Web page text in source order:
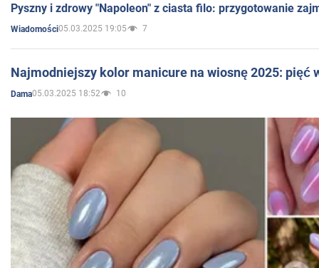
Pyszny i zdrowy "Napoleon" z ciasta filo: przygotowanie
Wiadomości05.03.2025 19:05 7
Najmodniejszy kolor manicure na wiosnę 2025: pięć
Dama05.03.2025 18:52 10